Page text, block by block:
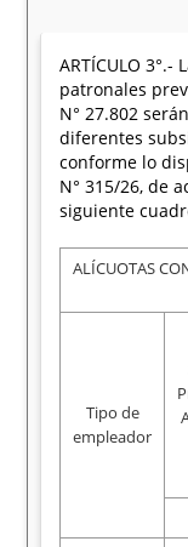
ARTÍCULO
patronales
N° 27.802
diferentes
conforme lo
N° 315/26, de
siguiente
ALÍCUOTAS
Tipo de
empleador